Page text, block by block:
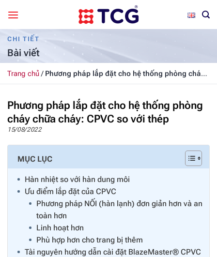
qua
nội
dungCHI TIẾT
Bài viết
Trang chủ/ Phương pháp lắp đặt cho hệ thống phòng cháy
chữa cháy: CPVC so với thép
Phương pháp lắp đặt cho hệ thống phòng
cháy chữa cháy: CPVC so với thép
15/08/2022
MỤC LỤC
Hàn nhiệt so với hàn dung môi
Ưu điểm lắp đặt của CPVC
Phương pháp NỐI (hàn lạnh) đơn giản hơn và an
toàn hơn
Linh hoạt hơn
Phù hợp hơn cho trang bị thêm
Tài nguyên hướng dẫn cài đặt BlazeMaster® CPVC